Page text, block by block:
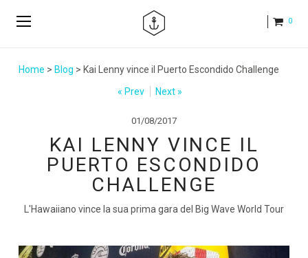
0
Home > Blog > Kai Lenny vince il Puerto Escondido Challenge
« Prev
Next »
01/08/2017
KAI LENNY VINCE IL
PUERTO ESCONDIDO
CHALLENGE
L'Hawaiiano vince la sua prima gara del Big Wave World Tour